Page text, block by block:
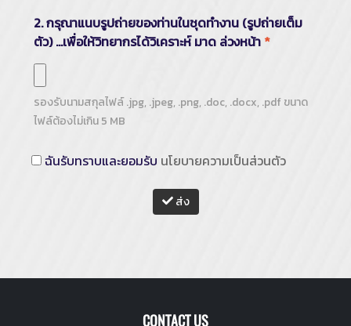
2. กรุณาแนบรูปถ่ายของท่านในชุดทำงาน (รูปถ่ายเต็ม
ตัว) ...เพื่อให้วิทยากรได้วิเคราะห์ มาด ล่วงหน้า *
รองรับนามสกุลไฟล์.jpg, .jpeg, .png, .doc, .docx, .pdfขนาด
ไฟล์ต้องไม่เกิน5 MB
ฉันรับทราบและยอมรับ นโยบายความเป็นส่วนตัว
ส่ง
CONTACT US